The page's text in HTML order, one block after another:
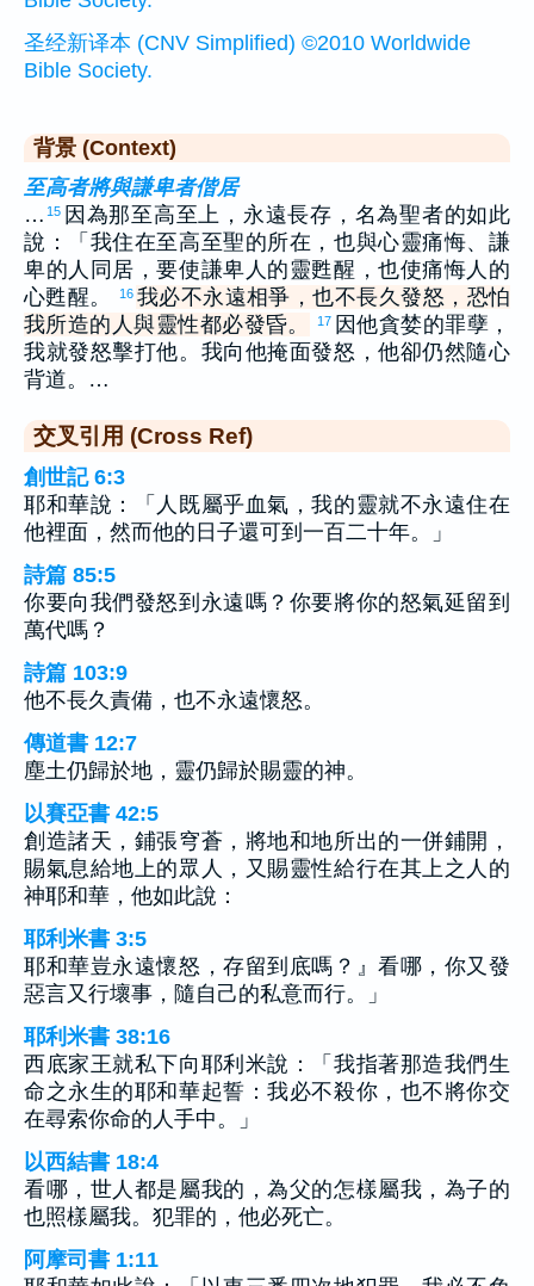
圣经新译本 (CNV Simplified) ©2010 Worldwide
Bible Society.
背景 (Context)
至高者將與謙卑者偕居
… 15 因為那至高至上，永遠長存，名為聖者的如此
說：「我住在至高至聖的所在，也與心靈痛悔、謙
卑的人同居，要使謙卑人的靈甦醒，也使痛悔人的
心甦醒。
16 我必不永遠相爭，也不長久發怒，恐怕
我所造的人與靈性都必發昏。
17 因他貪婪的罪孽，
我就發怒擊打他。我向他掩面發怒，他卻仍然隨心
背道。…
交叉引用 (Cross Ref)
創世記 6:3
耶和華說：「人既屬乎血氣，我的靈就不永遠住在
他裡面，然而他的日子還可到一百二十年。」
詩篇 85:5
你要向我們發怒到永遠嗎？你要將你的怒氣延留到
萬代嗎？
詩篇 103:9
他不長久責備，也不永遠懷怒。
傳道書 12:7
塵土仍歸於地，靈仍歸於賜靈的神。
以賽亞書 42:5
創造諸天，鋪張穹蒼，將地和地所出的一併鋪開，
賜氣息給地上的眾人，又賜靈性給行在其上之人的
神耶和華，他如此說：
耶利米書 3:5
耶和華豈永遠懷怒，存留到底嗎？』看哪，你又發
惡言又行壞事，隨自己的私意而行。」
耶利米書 38:16
西底家王就私下向耶利米說：「我指著那造我們生
命之永生的耶和華起誓：我必不殺你，也不將你交
在尋索你命的人手中。」
以西結書 18:4
看哪，世人都是屬我的，為父的怎樣屬我，為子的
也照樣屬我。犯罪的，他必死亡。
阿摩司書 1:11